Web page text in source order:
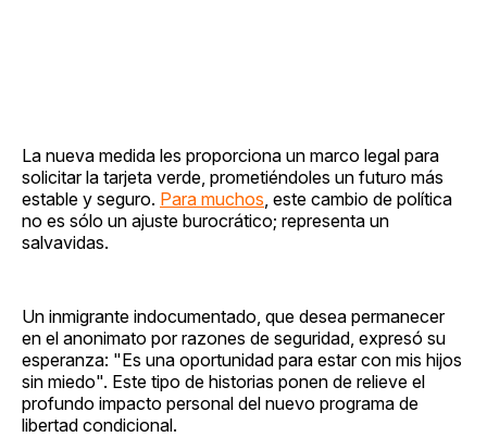
La nueva medida les proporciona un marco legal para
solicitar la tarjeta verde, prometiéndoles un futuro más
estable y seguro. Para muchos , este cambio de política
no es sólo un ajuste burocrático; representa un
salvavidas.
Un inmigrante indocumentado, que desea permanecer
en el anonimato por razones de seguridad, expresó su
esperanza: "Es una oportunidad para estar con mis hijos
sin miedo". Este tipo de historias ponen de relieve el
profundo impacto personal del nuevo programa de
libertad condicional.